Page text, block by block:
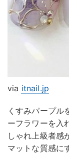
via itnail.jp
くすみパープル
ーフラワーを入
しゃれ上級者感
マットな質感に